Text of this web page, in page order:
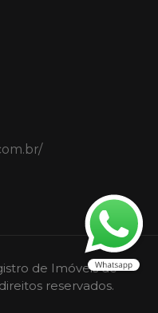
de Imóveis de
reservados.